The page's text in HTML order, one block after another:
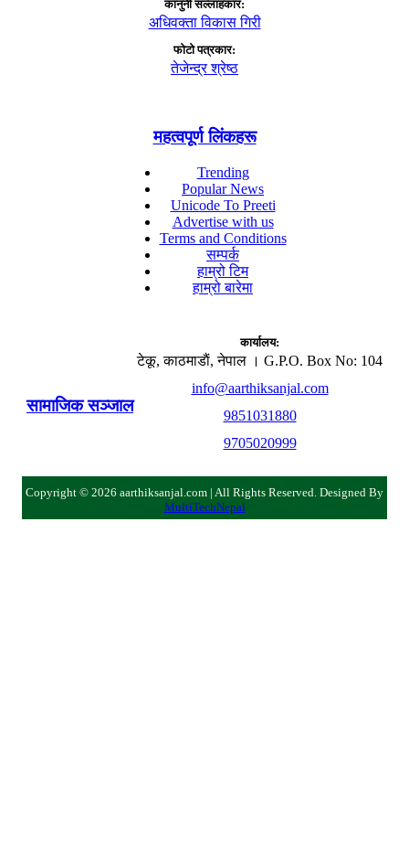
कानुनी सल्लाहकार:
अधिवक्ता विकास गिरी
फाेटाे पत्रकार:
तेजेन्द्र श्रेष्ठ
महत्वपूर्ण लिंकहरू
Trending
Popular News
Unicode To Preeti
Advertise with us
Terms and Conditions
सम्पर्क
हाम्रो टिम
हाम्रो बारेमा
सामाजिक सञ्जाल
कार्यालय:
टेकू, काठमाडाैं, नेपाल । G.P.O. Box No: 104
info@aarthiksanjal.com
9851031880
9705020999
Copyright © 2026 aarthiksanjal.com | All Rights Reserved. Designed By
MultiTechNepal